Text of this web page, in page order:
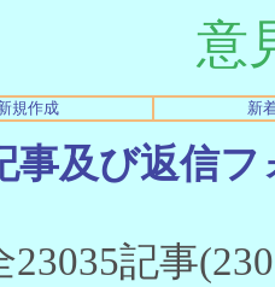
意
規作成 新
事及び返信
記事